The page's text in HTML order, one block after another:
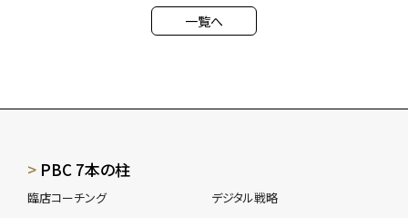
一覧へ
PBC 7本の柱
臨店コーチング
デジタル戦略